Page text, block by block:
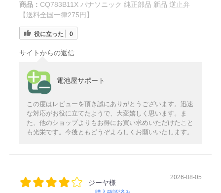
商品： CQ783B11X パナソニック 純正部品 新品 逆止弁
【送料全国一律275円】
役に立った 0
サイトからの返信
電池屋サポート
この度はレビューを頂き誠にありがとうございます。迅速
な対応がお役に立てたようで、大変嬉しく思います。ま
た、他のショップよりもお得にお買い求めいただけたこと
も光栄です。今後ともどうぞよろしくお願いいたします。
ジーヤ様
2026-08-05